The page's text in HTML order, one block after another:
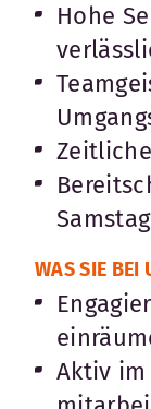
Hohe
WAS SIE BEI
Aktiv im